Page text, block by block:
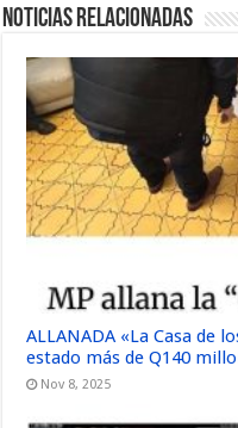
Noticias Relacionadas
ALLANADA «La Casa de
estado más de Q140
Nov 8, 2025